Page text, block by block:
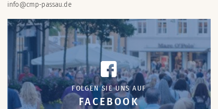
info@cmp-passau.de
FOLGEN SIE UNS AUF
FACEBOOK